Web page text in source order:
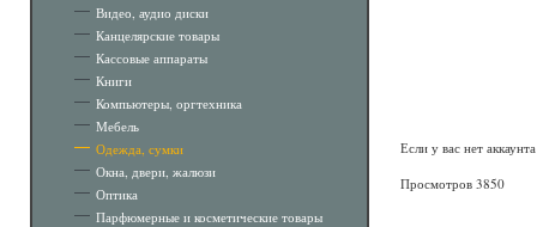
Видео, аудио диски
Канцелярские товары
Кассовые аппараты
Книги
Компьютеры, оргтехника
Мебель
Одежда, сумки
Окна, двери, жалюзи
Оптика
Парфюмерные и косметические товары
Если у вас нет
Просмотров 3850